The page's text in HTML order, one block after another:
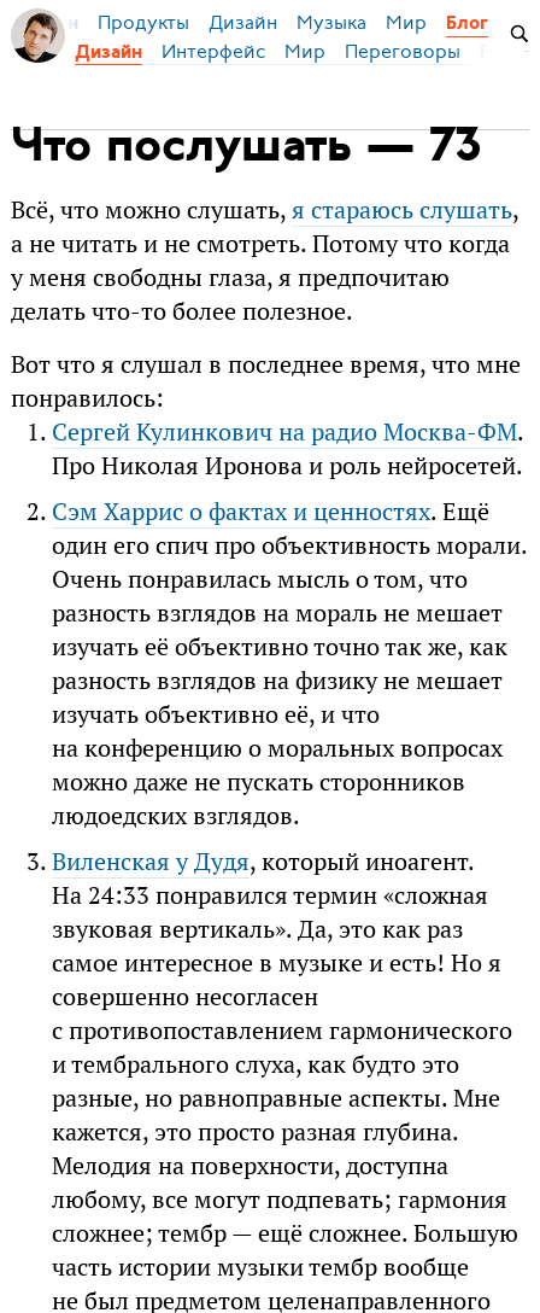
Бирман Продукты Дизайн Музыка Мир
Блог
Дизайн
Интерфейс Мир Переговоры
Что послушать — 73
Всё, что можно слушать,я стараюсь слушать,
а не читать и не смотреть. Потому что когда
у меня свободны глаза, я предпочитаю
делать что-то более полезное.
Вот что я слушал в последнее время, что мне
понравилось:
Сергей Кулинкович на радио Москва-ФМ.
Про Николая Иронова и роль нейросетей.
Сэм Харрис о фактах и ценностях. Ещё
один его спич про объективность морали.
Очень понравилась мысль о том, что
разность взглядов на мораль не мешает
изучать её объективно точно так же, как
разность взглядов на физику не мешает
изучать объективно её, и что
на конференцию о моральных вопросах
можно даже не пускать сторонников
людоедских взглядов.
Виленская у Дудя, который иноагент.
На 24:33 понравился термин «сложная
звуковая вертикаль». Да, это как раз
самое интересное в музыке и есть! Но я
совершенно несогласен
с противопоставлением гармонического
и тембрального слуха, как будто это
разные, но равноправные аспекты. Мне
кажется, это просто разная глубина.
Мелодия на поверхности, доступна
любому, все могут подпевать; гармония
сложнее; тембр — ещё сложнее. Большую
часть истории музыки тембр вообще
не был предметом целенаправленного